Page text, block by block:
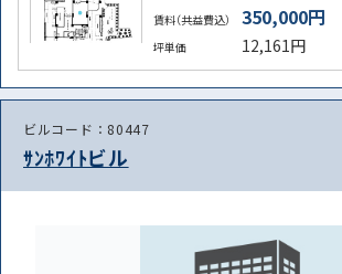
住所
から探す
路線
から
賃料（共益費込） 350,000円
坪単価 12,161円
ビルコード：80447
ｻﾝﾎﾜｲﾄビル